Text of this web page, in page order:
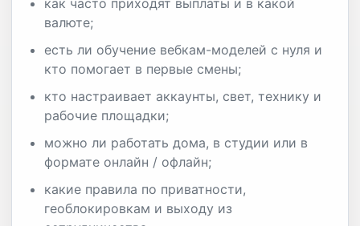
валюте;
есть ли обучение вебкам-моделей с нуля и
кто помогает в первые смены;
кто настраивает аккаунты, свет, технику и
рабочие площадки;
можно ли работать дома, в студии или в
формате онлайн / офлайн;
какие правила по приватности,
геоблокировкам и выходу из